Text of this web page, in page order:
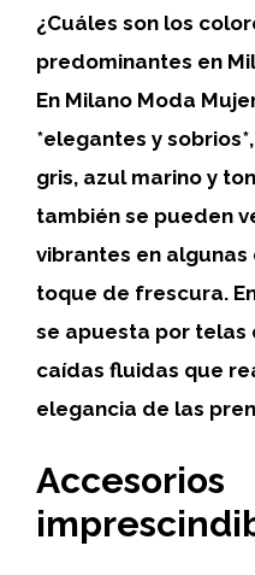
¿Cuáles son los
predominantes en
En Milano Moda
*elegantes y
gris, azul marino y
también se pueden
vibrantes en
toque de frescura.
se apuesta por telas
caídas fluidas que
elegancia de las
Accesorios